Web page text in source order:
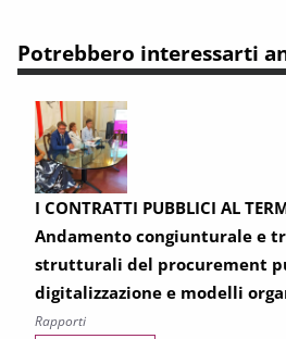
Potrebbero interessarti
I CONTRATTI PUBBLICI AL
Andamento congiunturale e
strutturali del procurement
digitalizzazione e modelli
Rapporti